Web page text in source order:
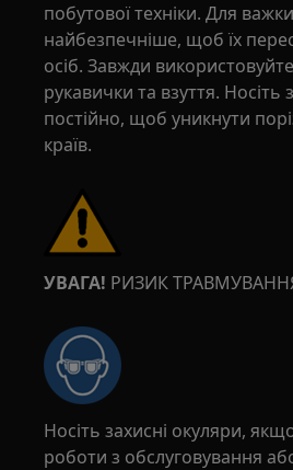
побутової техніки. Для
найбезпечніше, щоб їх
осіб. Завжди
рукавички та взуття. Носіть
постійно, щоб уникнути
країв.
УВАГА! РИЗИК
Носіть захисні окуляри,
роботи з обслуговування